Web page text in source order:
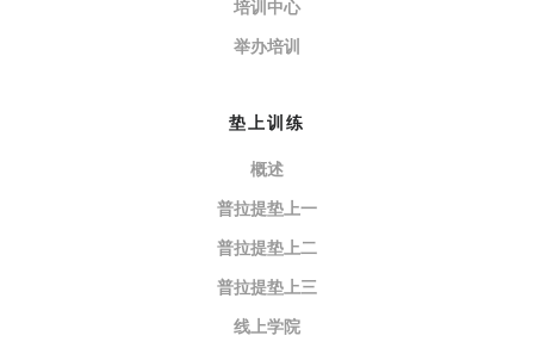
培训中心
举办培训
垫上训练
概述
普拉提垫上一
普拉提垫上二
普拉提垫上三
线上学院